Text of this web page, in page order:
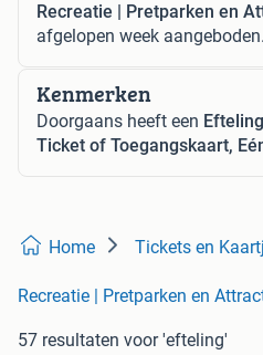
Recreatie | Pretparken en
afgelopen week aangeboden.
Kenmerken
Doorgaans heeft een Efteling
Ticket of Toegangskaart,
Home Tickets en
Recreatie | Pretparken en
57 resultaten voor 'efteling'